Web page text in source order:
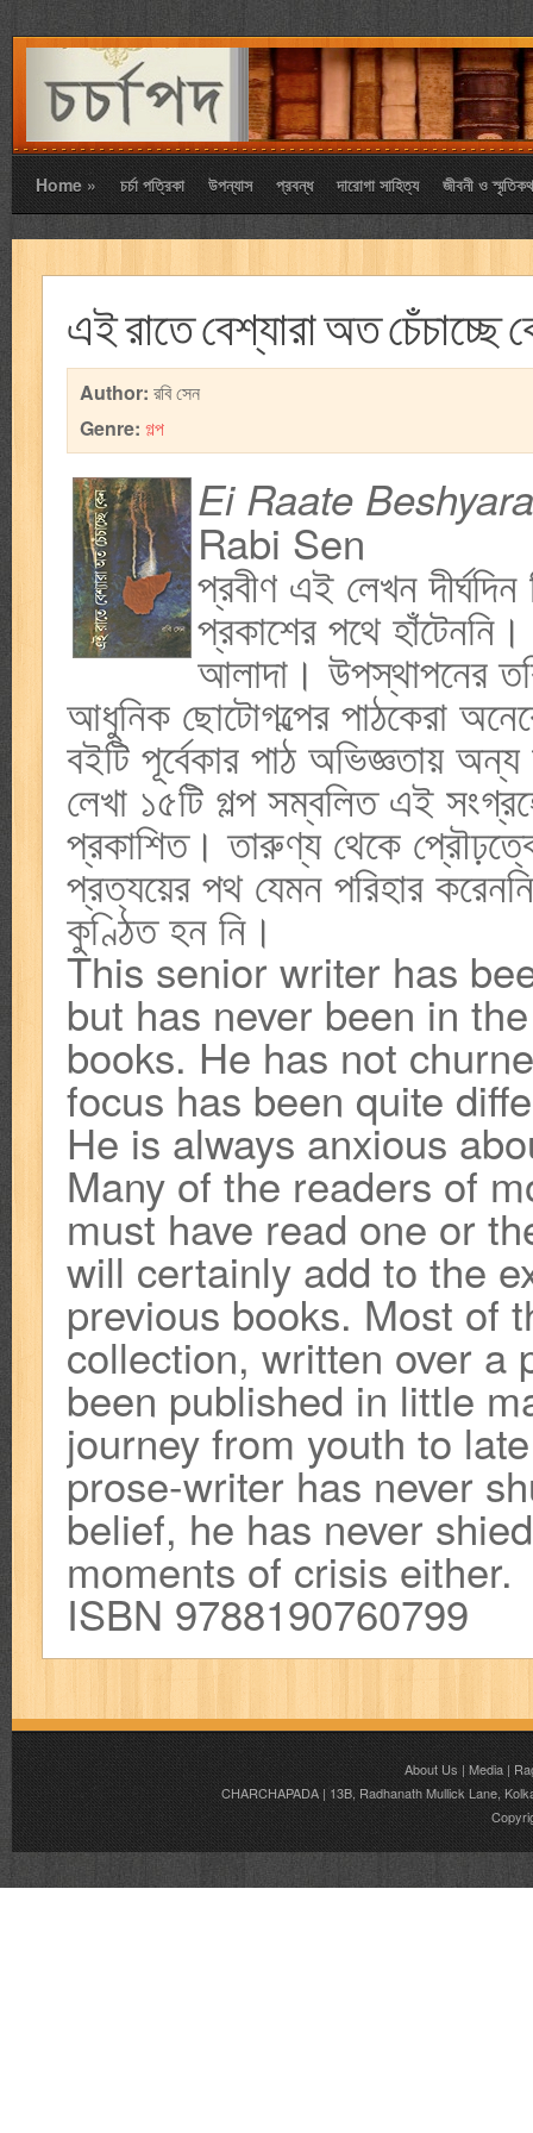
Home» চর্চা পত্রিকা উপন্যাস প্রবন্ধ দারোগা সাহিত্য জীবনী ও
এই রাতে বেশ্যারা অত চেঁচাচ্ছে
Author: রবি সেন
Genre: গল্প
Ei Raate
Rabi Sen
প্রবীণ এই লেখন
প্রকাশের পথে
আলাদা। উপস্থাপনের
আধুনিক ছোটোগল্পের পাঠকেরা
বইটি পূর্বেকার পাঠ অভিজ্ঞতায়
লেখা ১৫টি গল্প সম্বলিত এই
প্রকাশিত। তারুণ্য থেকে
প্রত্যয়ের পথ যেমন পরিহার
কুণ্ঠিত হন নি।
This senior writer has
but has never been in
books. He has not
focus has been quite
He is always anxious
Many of the readers of
must have read one or
will certainly add to the
previous books. Most of
collection, written over a
been published in little
journey from youth to
prose-writer has never
belief, he has never
moments of crisis either.
ISBN 9788190760799
About Us| Media|
CHARCHAPADA | 13B, Radhanath Mullick Lane,